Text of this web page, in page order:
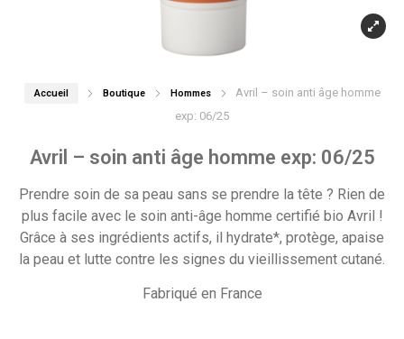
Accueil Boutique Hommes
Avril – soin anti âge homme
exp: 06/25
Avril – soin anti âge homme exp: 06/25
Prendre soin de sa peau sans se prendre la tête ? Rien de
plus facile avec le soin anti-âge homme certifié bio Avril !
Grâce à ses ingrédients actifs, il hydrate*, protège, apaise
la peau et lutte contre les signes du vieillissement cutané.
Fabriqué en France